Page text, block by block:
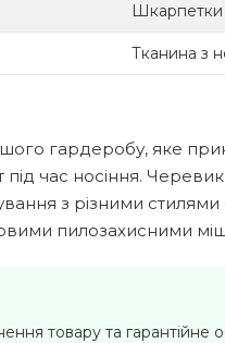
Шкарпетки
Тканина з
гардеробу, яке
час носіння.
з різними
пилозахисними
товару та